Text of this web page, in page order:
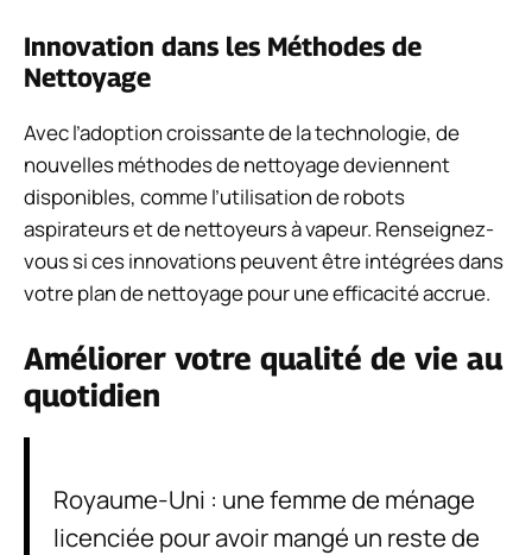
Innovation dans les Méthodes de
Nettoyage
Avec l’adoption croissante de la technologie, de
nouvelles méthodes de nettoyage deviennent
disponibles, comme l’utilisation de robots
aspirateurs et de nettoyeurs à vapeur. Renseignez-
vous si ces innovations peuvent être intégrées dans
votre plan de nettoyage pour une efficacité accrue.
Améliorer votre qualité de vie au
quotidien
Royaume-Uni : une femme de ménage
licenciée pour avoir mangé un reste de